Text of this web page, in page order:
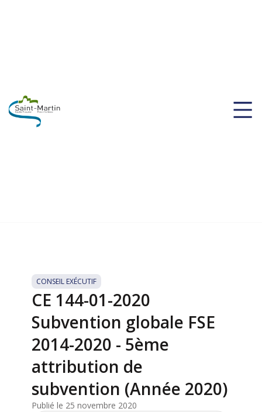
CONSEIL EXÉCUTIF
CE 144-01-2020
Subvention globale FSE
2014-2020 - 5ème
attribution de
subvention (Année 2020)
Publié le 25 novembre 2020